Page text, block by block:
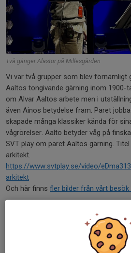
Två gånger Alastor på Millesgården
Vi var två grupper som blev förnämligt
Aaltos tongivande gärning inom 1900-
om Alvar Aaltos arbete men i
även Ainos betydelse fram. Paret
skapade många klassiker kända för
vågrörelser. Aalto betyder våg på
SVT play om paret Aaltos gärning.
arkitekt.
https://www.svtplay.se/video/
arkitekt
Och här finns fler bilder från vårt besök